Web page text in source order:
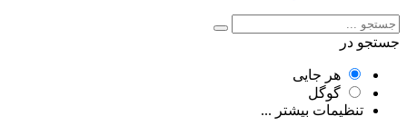
جستجو در
هر جایی
گوگل
تنظیمات بیشتر ...